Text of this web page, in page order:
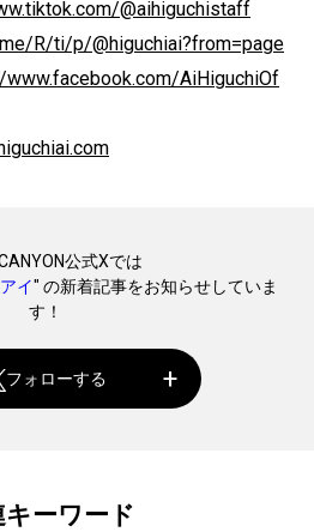
@aihiguchistaff
R/ti/p/@higuchiai?from=page
www.facebook.com/AiHiguchiOf
公式Xでは
イ" の新着記事をお知らせしていま
す！
フォローする
キーワード